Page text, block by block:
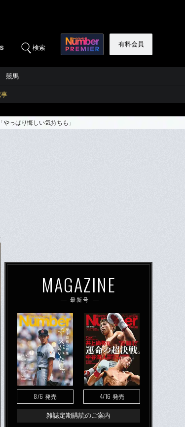
検索 有料会員
競馬
っぱり悔しい気持ちも」
MAGAZINE
最新号
8/6 発売 4/16 発売
雑誌定期購読のご案内